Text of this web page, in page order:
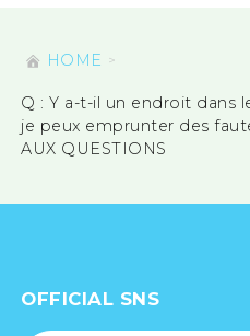
HOME
Q : Y a-t-il un endroit dans
je peux emprunter des
AUX QUESTIONS
OFFICIAL SNS